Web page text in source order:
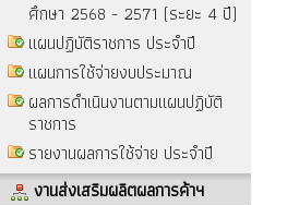
ศึกษา 2568 - 2571 (ระยะ 4 ปี)
แผนปฏิบัติราชการ ประจำปี
แผนการใช้จ่ายงบประมาณ
ผลการดำเนินงานตามแผนปฏิบัติ
ราชการ
รายงานผลการใช้จ่าย ประจำปี
งานส่งเสริมผลิตผลการค้าฯ